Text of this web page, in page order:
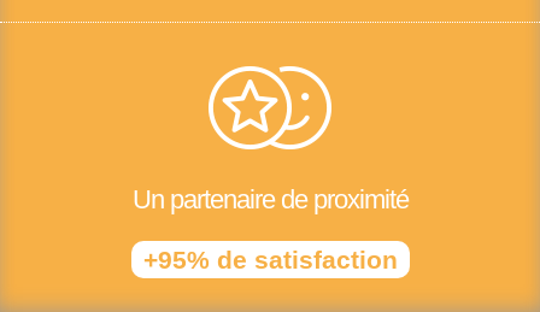
Un partenaire de proximité
+95% de satisfaction